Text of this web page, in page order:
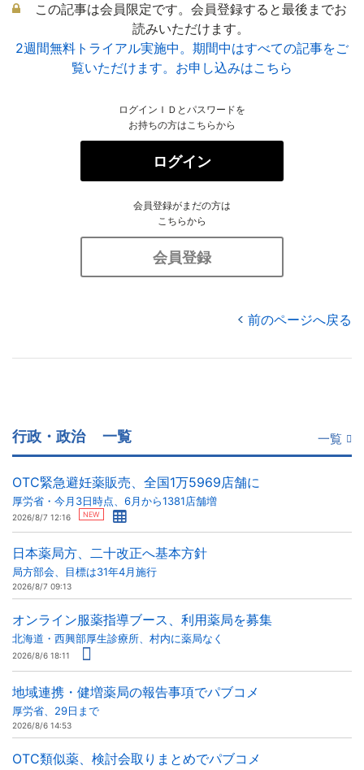
この記事は会員限定です。会員登録すると最後までお
読みいただけます。
2週間無料トライアル実施中。期間中はすべての記事をご
覧いただけます。お申し込みはこちら
ログインＩＤとパスワードを
お持ちの方はこちらから
ログイン
会員登録がまだの方は
こちらから
会員登録
前のページへ戻る
行政・政治 一覧 一覧
OTC緊急避妊薬販売、全国1万5969店舗に
厚労省・今月3日時点、6月から1381店舗増
2026/8/7 12:16 NEW
日本薬局方、二十改正へ基本方針
局方部会、目標は31年4月施行
2026/8/7 09:13
オンライン服薬指導ブース、利用薬局を募集
北海道・西興部厚生診療所、村内に薬局なく
2026/8/6 18:11
地域連携・健増薬局の報告事項でパブコメ
厚労省、29日まで
2026/8/6 14:53
OTC類似薬、検討会取りまとめでパブコメ